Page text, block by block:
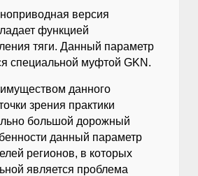
версия
функцией
тяги. Данный параметр
специальной муфтой GKN.
данного
зрения практики
большой дорожный
данный параметр
регионов, в которых
является проблема